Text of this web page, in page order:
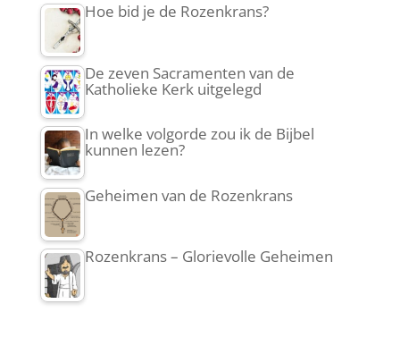
Hoe bid je de Rozenkrans?
De zeven Sacramenten van de
Katholieke Kerk uitgelegd
In welke volgorde zou ik de Bijbel
kunnen lezen?
Geheimen van de Rozenkrans
Rozenkrans – Glorievolle Geheimen